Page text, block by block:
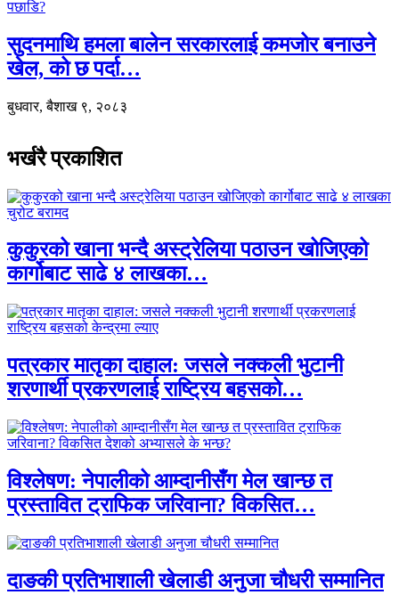
सुदनमाथि हमला बालेन सरकारलाई कमजोर बनाउने
खेल, को छ पर्दा…
बुधवार, बैशाख ९, २०८३
भर्खरै प्रकाशित
कुकुरको खाना भन्दै अस्ट्रेलिया पठाउन खोजिएको
कार्गोबाट साढे ४ लाखका…
पत्रकार मातृका दाहाल: जसले नक्कली भुटानी
शरणार्थी प्रकरणलाई राष्ट्रिय बहसको…
विश्लेषण: नेपालीको आम्दानीसँग मेल खान्छ त
प्रस्तावित ट्राफिक जरिवाना? विकसित…
दाङकी प्रतिभाशाली खेलाडी अनुजा चौधरी सम्मानित